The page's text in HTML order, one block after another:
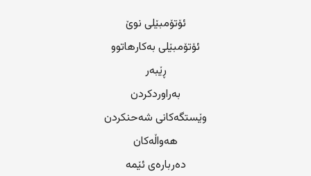
ئۆتۆمبێلی نوێ
ئۆتۆمبێلی بەکارهاتوو
ڕێبەر
بەراوردکردن
وێستگەکانی شەحنکردن
هەواڵەکان
دەربارەی ئێمە